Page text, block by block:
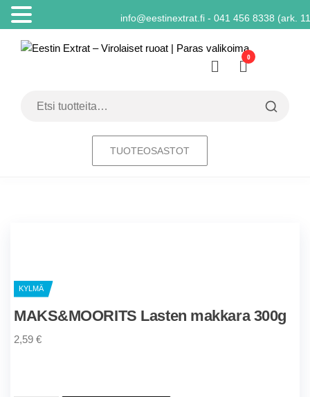
ruoat
TUOTEOSASTOT
0
KYLMÄ
MAKS&MOORITS Lasten makkara 300g
2,59 €
info@eestinextrat.fi - 041 456 8338 (ark.